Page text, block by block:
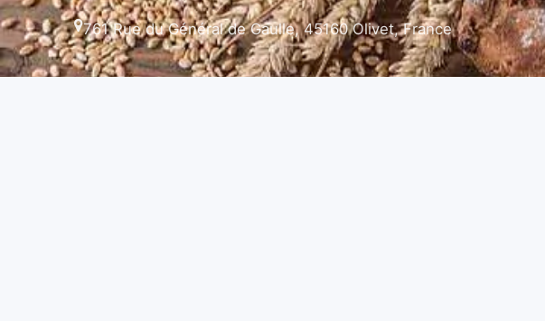
761 Rue du Général de Gaulle, 45160 Olivet, France